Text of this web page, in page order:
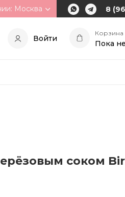
Москва 8
Войти
Корзина
Пока
соком